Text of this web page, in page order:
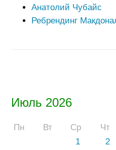
Июль 2026
Пн Вт Ср Чт
1
2
Анатолий Чубайс
Ребрендинг